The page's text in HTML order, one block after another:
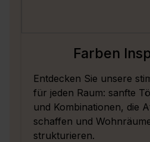
Farben
Entdecken Sie unsere
für jeden Raum: sanfte
und Kombinationen, die
schaffen und
strukturieren.